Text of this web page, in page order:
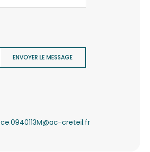
ENVOYER LE MESSAGE
ce.0940113M@ac-creteil.fr